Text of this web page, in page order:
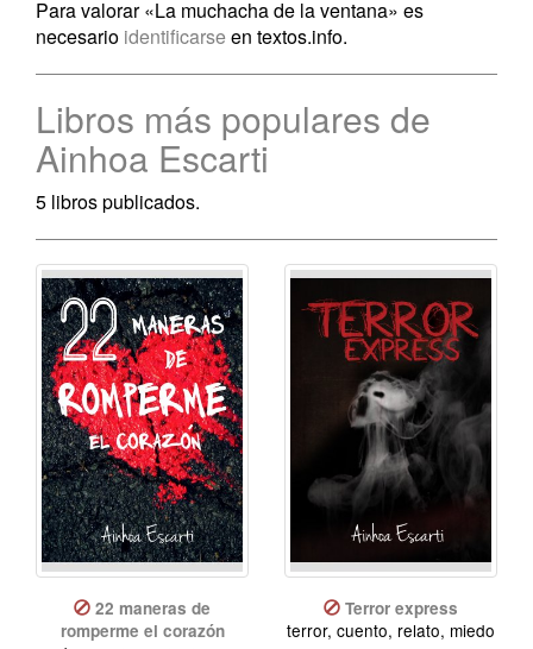
Para valorar «La muchacha de la ventana» es
necesario identificarse en textos.info.
Libros más populares de
Ainhoa Escarti
5 libros publicados.
22 maneras de
romperme el corazón
Terror express
terror, cuento, relato, miedo